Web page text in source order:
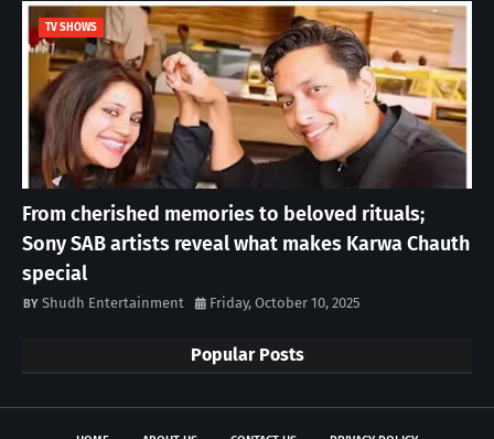
TV SHOWS
From cherished memories to beloved rituals;
Sony SAB artists reveal what makes Karwa Chauth
special
Shudh Entertainment Friday, October 10, 2025
Popular Posts